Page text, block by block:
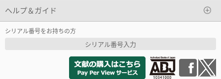
ヘルプ＆ガイド
シリアル番号をお持ちの方
シリアル番号入力